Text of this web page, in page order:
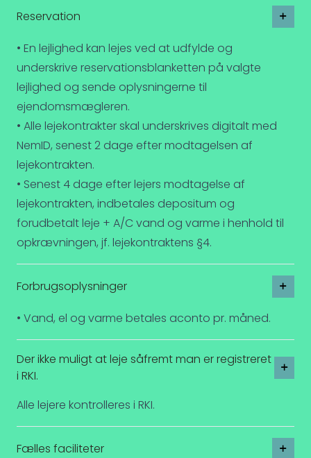
Reservation
• En lejlighed kan lejes ved at udfylde og
underskrive reservationsblanketten på valgte
lejlighed og sende oplysningerne til
ejendomsmægleren.
• Alle lejekontrakter skal underskrives digitalt med
NemID, senest 2 dage efter modtagelsen af
lejekontrakten.
• Senest 4 dage efter lejers modtagelse af
lejekontrakten, indbetales depositum og
forudbetalt leje + A/C vand og varme i henhold til
opkrævningen, jf. lejekontraktens §4.
Forbrugsoplysninger
• Vand, el og varme betales aconto pr. måned.
Der ikke muligt at leje såfremt man er registreret
i RKI.
Alle lejere kontrolleres i RKI.
Fælles faciliteter